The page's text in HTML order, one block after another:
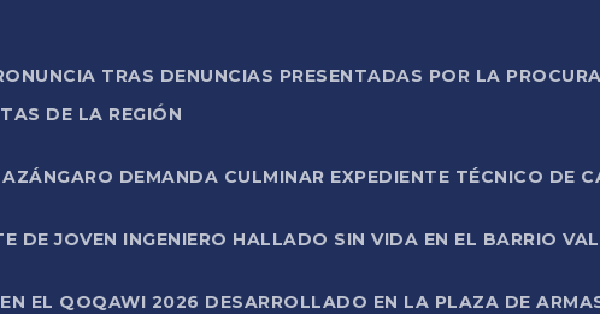
TRAS DENUNCIAS PRESENTADAS POR LA
DE LA REGIÓN
DEMANDA CULMINAR EXPEDIENTE TÉCNICO DE
DE JOVEN INGENIERO HALLADO SIN VIDA EN EL BARRIO
EL QOQAWI 2026 DESARROLLADO EN LA PLAZA DE